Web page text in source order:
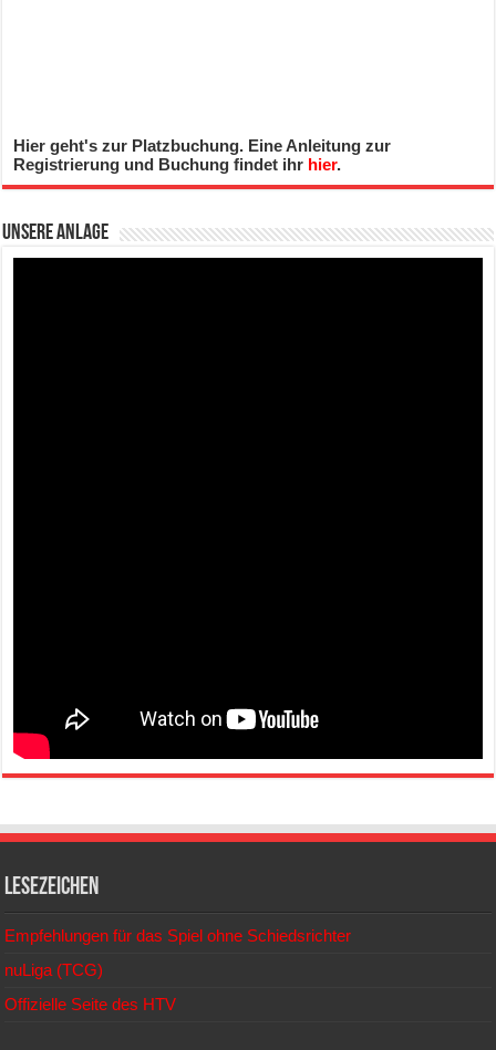
Hier geht's zur Platzbuchung. Eine Anleitung zur
Registrierung und Buchung findet ihr hier.
Unsere Anlage
Lesezeichen
Empfehlungen für das Spiel ohne Schiedsrichter
nuLiga (TCG)
Offizielle Seite des HTV